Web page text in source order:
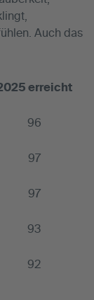
Auch das
erreicht
96
97
97
93
92